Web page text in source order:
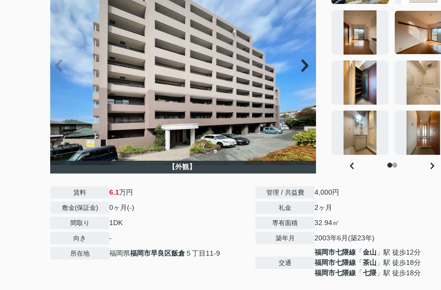
【外観】
賃料 6.1万円
敷金(保証金) 0ヶ月(-)
間取り 1DK
向き -
所在地 福岡県福岡市早良区飯倉５丁目11-9
管理 / 共益費 4,000円
礼金 2ヶ月
専有面積 32.94㎡
築年月 2003年6月(築23年)
交通
福岡市七隈線 「金山 」駅 徒歩12分
福岡市七隈線 「茶山 」駅 徒歩18分
福岡市七隈線 「七隈 」駅 徒歩18分